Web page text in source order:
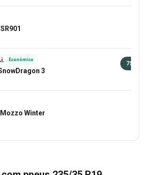
Económico
3
75 €
Winter